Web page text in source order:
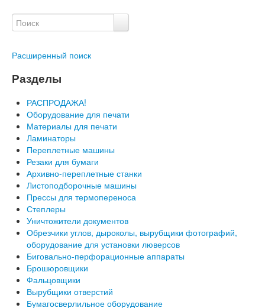
Расширенный поиск
Разделы
РАСПРОДАЖА!
Оборудование для печати
Материалы для печати
Ламинаторы
Переплетные машины
Резаки для бумаги
Архивно-переплетные станки
Листоподборочные машины
Прессы для термопереноса
Степлеры
Уничтожители документов
Обрезчики углов, дыроколы, вырубщики фотографий,
оборудование для установки люверсов
Биговально-перфорационные аппараты
Брошюровщики
Фальцовщики
Вырубщики отверстий
Бумагосверлильное оборудование